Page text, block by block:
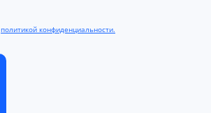
политикой конфиденциальности.